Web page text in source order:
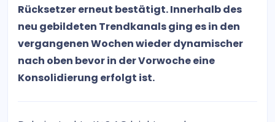
Rücksetzer erneut bestätigt. Innerhalb des
neu gebildeten Trendkanals ging es in den
vergangenen Wochen wieder dynamischer
nach oben bevor in der Vorwoche eine
Konsolidierung erfolgt ist.